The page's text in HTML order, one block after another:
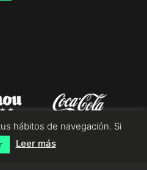
hábitos de navegación. Si
Leer más